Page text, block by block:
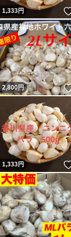
1,333円
2,800円
1,333円